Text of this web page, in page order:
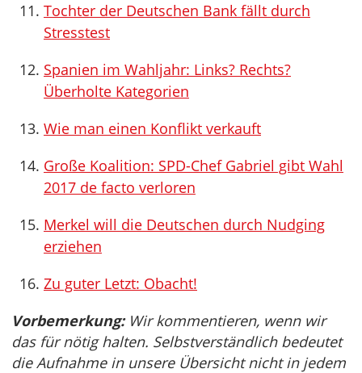
Tochter der Deutschen Bank fällt durch
Stresstest
Spanien im Wahljahr: Links? Rechts?
Überholte Kategorien
Wie man einen Konflikt verkauft
Große Koalition: SPD-Chef Gabriel gibt Wahl
2017 de facto verloren
Merkel will die Deutschen durch Nudging
erziehen
Zu guter Letzt: Obacht!
Vorbemerkung:Wir kommentieren, wenn wir
das für nötig halten. Selbstverständlich bedeutet
die Aufnahme in unsere Übersicht nicht in jedem